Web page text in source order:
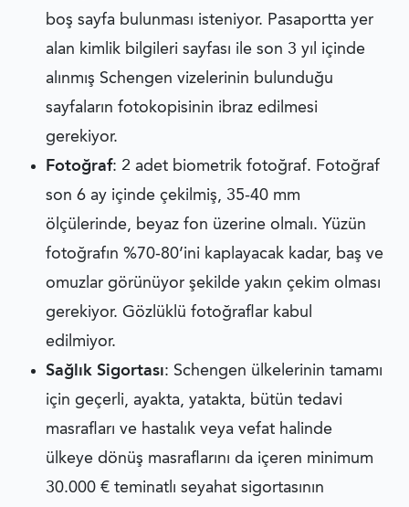
boş sayfa bulunması isteniyor. Pasaportta yer
alan kimlik bilgileri sayfası ile son 3 yıl içinde
alınmış Schengen vizelerinin bulunduğu
sayfaların fotokopisinin ibraz edilmesi
gerekiyor.
Fotoğraf: 2 adet biometrik fotoğraf. Fotoğraf
son 6 ay içinde çekilmiş, 35-40 mm
ölçülerinde, beyaz fon üzerine olmalı. Yüzün
fotoğrafın %70-80’ini kaplayacak kadar, baş ve
omuzlar görünüyor şekilde yakın çekim olması
gerekiyor. Gözlüklü fotoğraflar kabul
edilmiyor.
Sağlık Sigortası: Schengen ülkelerinin tamamı
için geçerli, ayakta, yatakta, bütün tedavi
masrafları ve hastalık veya vefat halinde
ülkeye dönüş masraflarını da içeren minimum
30.000 € teminatlı seyahat sigortasının